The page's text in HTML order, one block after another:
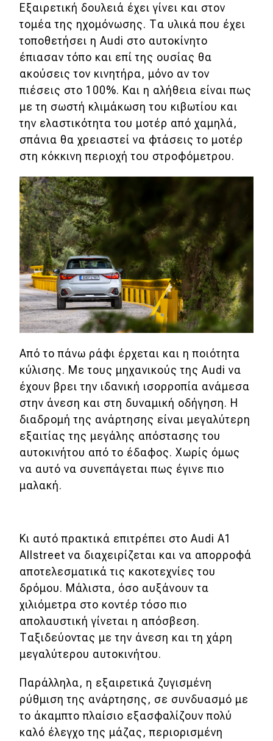
Εξαιρετική δουλειά έχει γίνει και στον
τομέα της ηχομόνωσης. Τα υλικά που έχει
τοποθετήσει η Audi στο αυτοκίνητο
έπιασαν τόπο και επί της ουσίας θα
ακούσεις τον κινητήρα, μόνο αν τον
πιέσεις στο 100%. Και η αλήθεια είναι πως
με τη σωστή κλιμάκωση του κιβωτίου και
την ελαστικότητα του μοτέρ από χαμηλά,
σπάνια θα χρειαστεί να φτάσεις το μοτέρ
στη κόκκινη περιοχή του στροφόμετρου.
Από το πάνω ράφι έρχεται και η ποιότητα
κύλισης. Με τους μηχανικούς της Audi να
έχουν βρει την ιδανική ισορροπία ανάμεσα
στην άνεση και στη δυναμική οδήγηση. Η
διαδρομή της ανάρτησης είναι μεγαλύτερη
εξαιτίας της μεγάλης απόστασης του
αυτοκινήτου από το έδαφος. Χωρίς όμως
να αυτό να συνεπάγεται πως έγινε πιο
μαλακή.
Κι αυτό πρακτικά επιτρέπει στο Audi A1
Allstreet να διαχειρίζεται και να απορροφά
αποτελεσματικά τις κακοτεχνίες του
δρόμου. Μάλιστα, όσο αυξάνουν τα
χιλιόμετρα στο κοντέρ τόσο πιο
απολαυστική γίνεται η απόσβεση.
Ταξιδεύοντας με την άνεση και τη χάρη
μεγαλύτερου αυτοκινήτου.
Παράλληλα, η εξαιρετικά ζυγισμένη
ρύθμιση της ανάρτησης, σε συνδυασμό με
το άκαμπτο πλαίσιο εξασφαλίζουν πολύ
καλό έλεγχο της μάζας, περιορισμένη